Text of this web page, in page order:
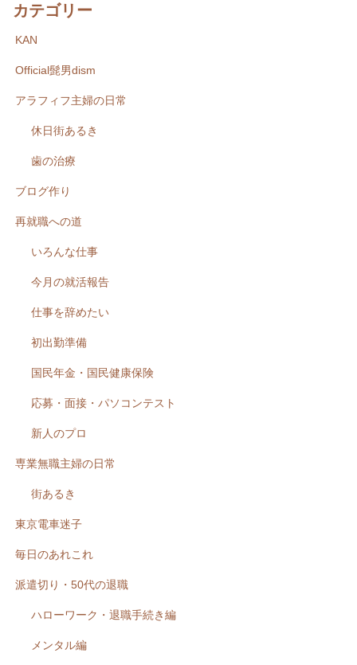
カテゴリー
KAN
Official髭男dism
アラフィフ主婦の日常
休日街あるき
歯の治療
ブログ作り
再就職への道
いろんな仕事
今月の就活報告
仕事を辞めたい
初出勤準備
国民年金・国民健康保険
応募・面接・パソコンテスト
新人のプロ
専業無職主婦の日常
街あるき
東京電車迷子
毎日のあれこれ
派遣切り・50代の退職
ハローワーク・退職手続き編
メンタル編